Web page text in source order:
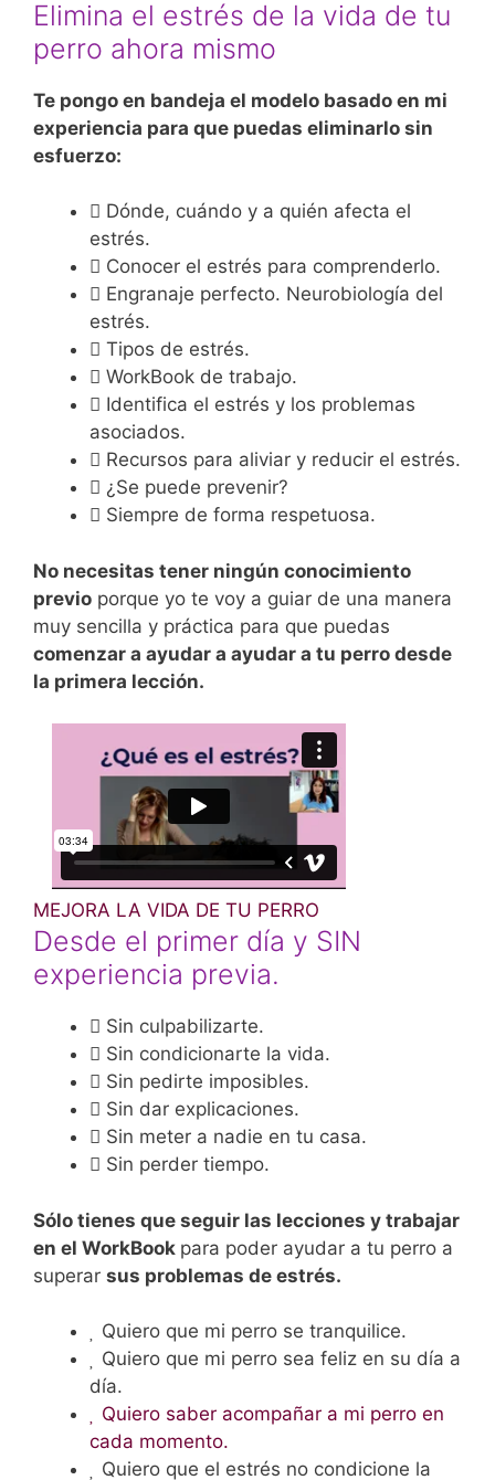
Elimina el estrés de la vida de tu
perro ahora mismo
Te pongo en bandeja el modelo basado en mi
experiencia para que puedas eliminarlo sin
esfuerzo:
Dónde, cuándo y a quién afecta el
estrés.
Conocer el estrés para comprenderlo.
Engranaje perfecto. Neurobiología del
estrés.
Tipos de estrés.
WorkBook de trabajo.
Identifica el estrés y los problemas
asociados.
Recursos para aliviar y reducir el estrés.
¿Se puede prevenir?
Siempre de forma respetuosa.
No necesitas tener ningún conocimiento
previo porque yo te voy a guiar de una manera
muy sencilla y práctica para que puedas
comenzar a ayudar a ayudar a tu perro desde
la primera lección.
MEJORA LA VIDA DE TU PERRO
Desde el primer día y SIN
experiencia previa.
Sin culpabilizarte.
Sin condicionarte la vida.
Sin pedirte imposibles.
Sin dar explicaciones.
Sin meter a nadie en tu casa.
Sin perder tiempo.
Sólo tienes que seguir las lecciones y trabajar
en el WorkBook para poder ayudar a tu perro a
superar sus problemas de estrés.
Quiero que mi perro se tranquilice.
Quiero que mi perro sea feliz en su día a
día.
Quiero saber acompañar a mi perro en
cada momento.
Quiero que el estrés no condicione la